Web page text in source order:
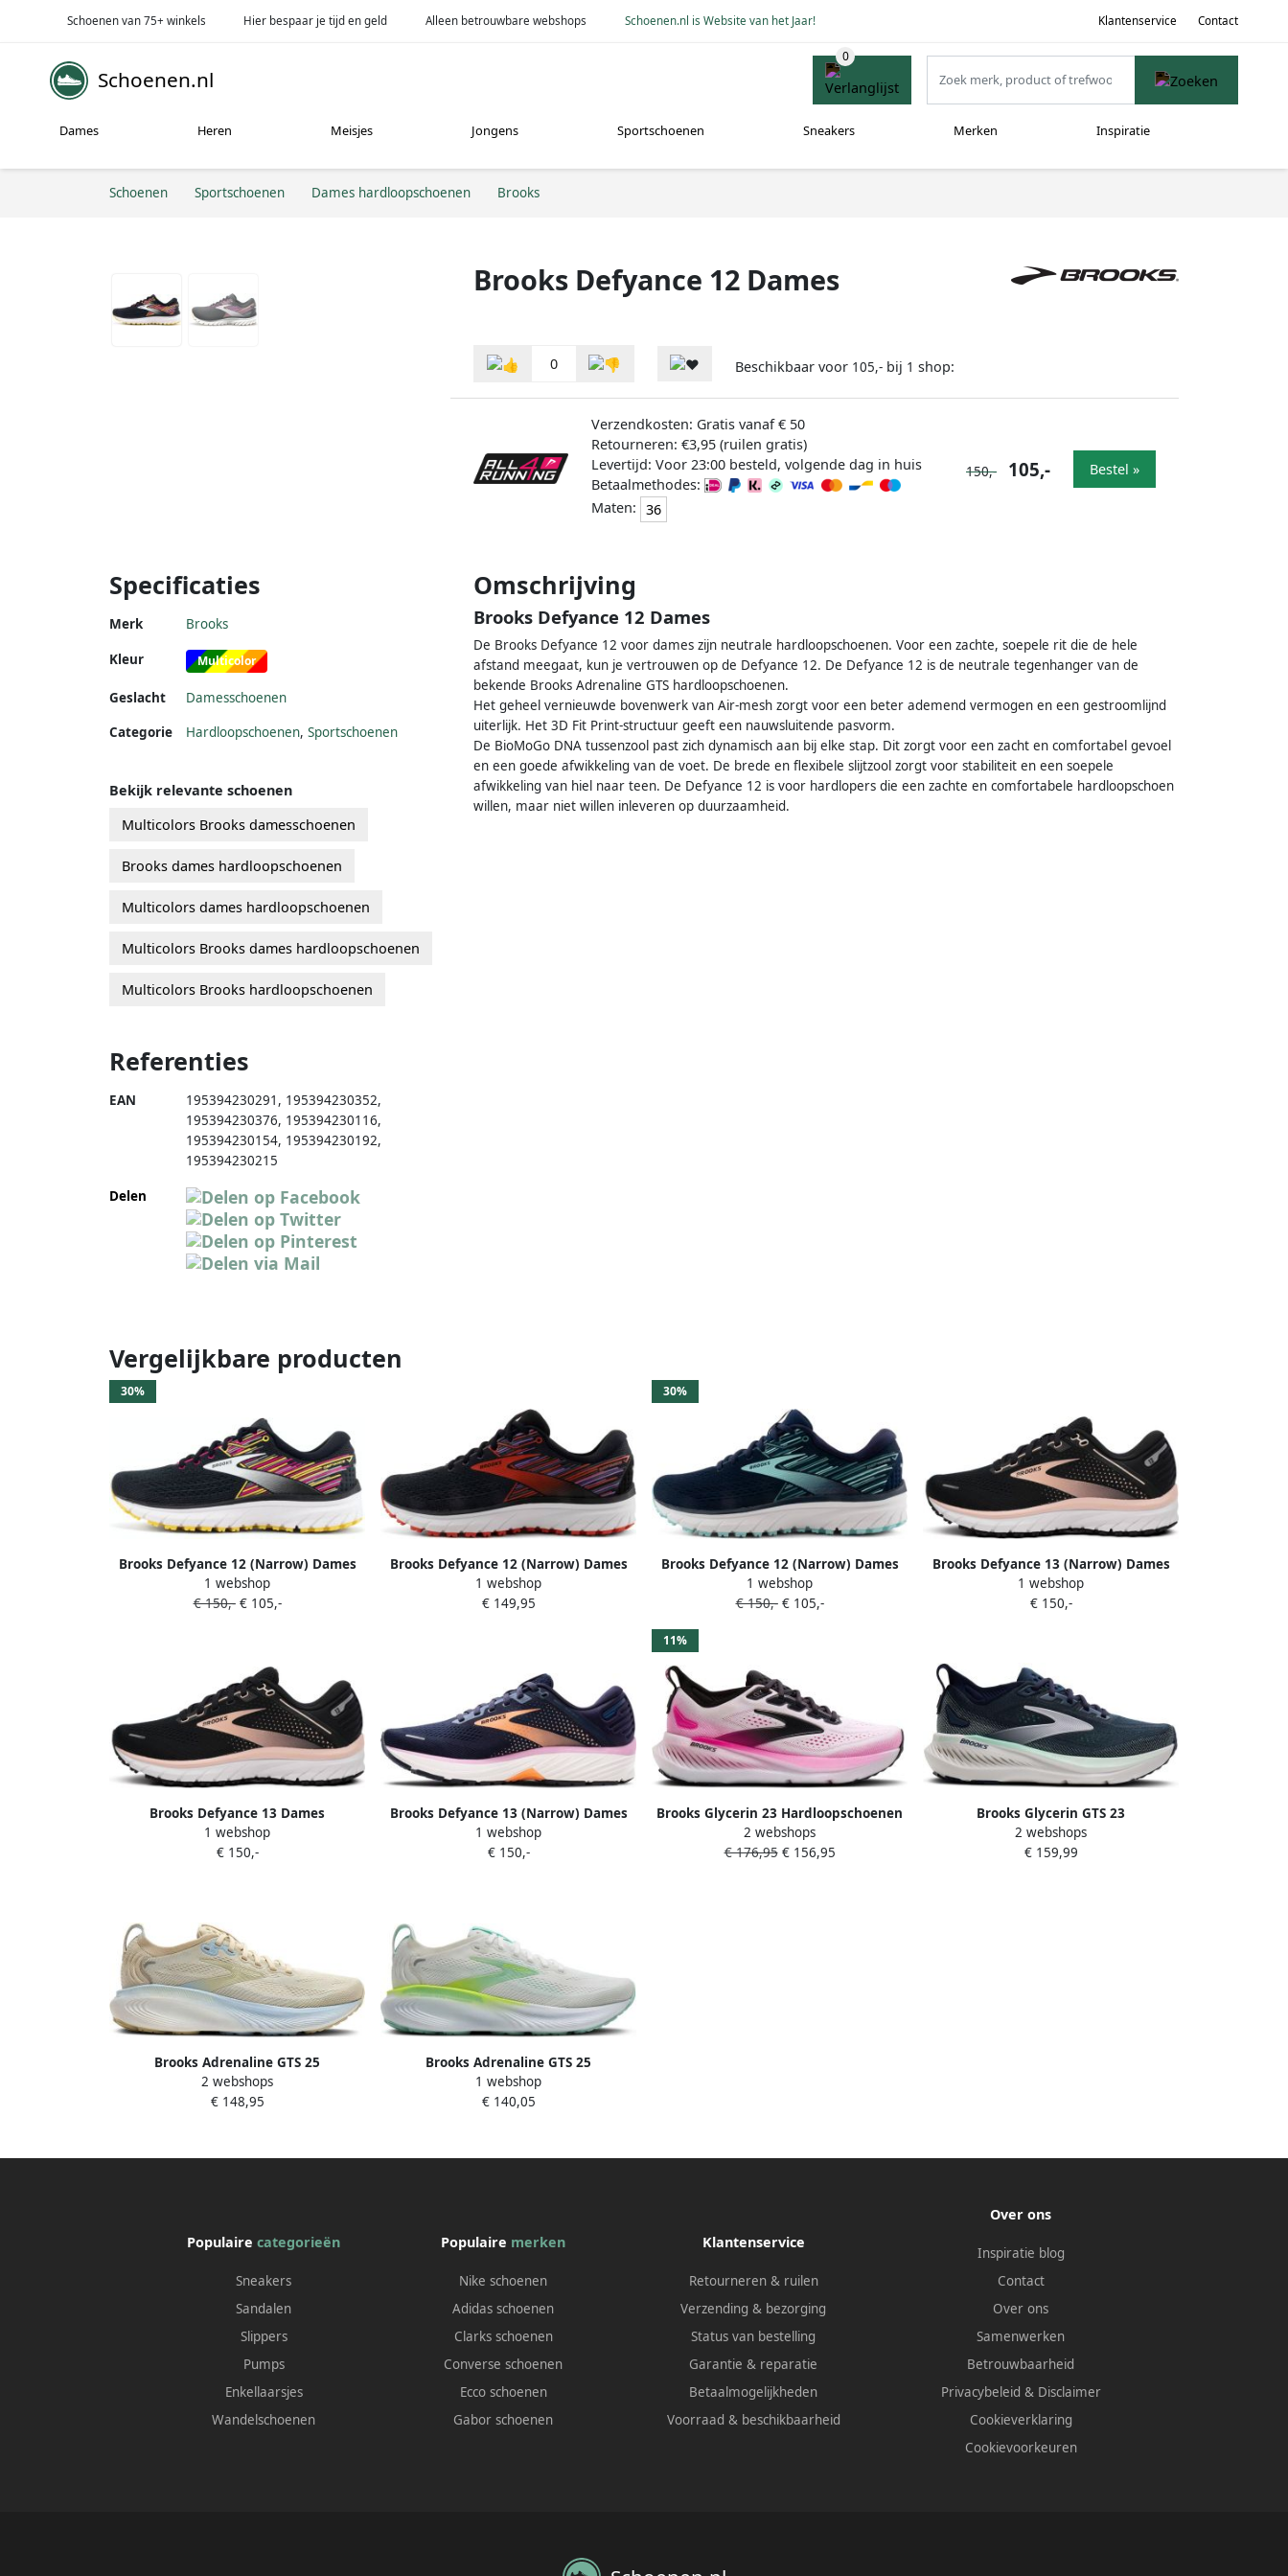
Schoenen van 75+ winkels Hier bespaar je tijd en geld Alleen betrouwbare webshops Schoenen.nl is Website van het Jaar! Klantenservice Contact
Schoenen.nl
Dames Heren Meisjes Jongens Sportschoenen Sneakers Merken Inspiratie
Schoenen Sportschoenen Dames hardloopschoenen Brooks
Brooks Defyance 12 Dames
0 Beschikbaar voor 105,- bij 1 shop:
Verzendkosten: Gratis vanaf € 50
Retourneren: €3,95 (ruilen gratis)
Levertijd: Voor 23:00 besteld, volgende dag in huis
Betaalmethodes:
Maten: 36
150,- 105,- Bestel »
Specificaties
Merk Brooks
Kleur Multicolor
Geslacht
Damesschoenen
Categorie
Hardloopschoenen, Sportschoenen
Omschrijving
Brooks Defyance 12 Dames
De Brooks Defyance 12 voor dames zijn neutrale hardloopschoenen. Voor een zachte, soepele rit die de hele
afstand meegaat, kun je vertrouwen op de Defyance 12. De Defyance 12 is de neutrale tegenhanger van de
bekende Brooks Adrenaline GTS hardloopschoenen.
Het geheel vernieuwde bovenwerk van Air-mesh zorgt voor een beter ademend vermogen en een gestroomlijnd
uiterlijk. Het 3D Fit Print-structuur geeft een nauwsluitende pasvorm.
De BioMoGo DNA tussenzool past zich dynamisch aan bij elke stap. Dit zorgt voor een zacht en comfortabel gevoel
en een goede afwikkeling van de voet. De brede en flexibele slijtzool zorgt voor stabiliteit en een soepele
afwikkeling van hiel naar teen. De Defyance 12 is voor hardlopers die een zachte en comfortabele hardloopschoen
willen, maar niet willen inleveren op duurzaamheid.
Bekijk relevante schoenen
Multicolors Brooks damesschoenen
Brooks dames hardloopschoenen
Multicolors dames hardloopschoenen
Multicolors Brooks dames hardloopschoenen
Multicolors Brooks hardloopschoenen
Referenties
EAN 195394230291 , 195394230352,
195394230376, 195394230116,
195394230154, 195394230192,
195394230215
Delen
Vergelijkbare producten
30%
Brooks Defyance 12 (Narrow) Dames
1 webshop
€ 150,-€ 105,-
Brooks Defyance 12 (Narrow) Dames
1 webshop
€ 149,95
30%
Brooks Defyance 12 (Narrow) Dames
1 webshop
€ 150,-€ 105,-
Brooks Defyance 13 (Narrow) Dames
1 webshop
€ 150,-
Brooks Defyance 13 Dames
1 webshop
€ 150,-
Brooks Defyance 13 (Narrow) Dames
1 webshop
€ 150,-
11%
Brooks Glycerin 23 Hardloopschoenen
Dames
2 webshops
€ 176,95€ 156,95
Brooks Glycerin GTS 23
Hardloopschoenen Navy Dames
2 webshops
€ 159,99
Brooks Adrenaline GTS 25
Hardloopschoenen Dames
2 webshops
€ 148,95
Brooks Adrenaline GTS 25
Hardloopschoenen Wit Geel Dames
1 webshop
€ 140,05
Populairecategorieën
Sneakers
Sandalen
Slippers
Pumps
Enkellaarsjes
Wandelschoenen
Populaire merken
Nike schoenen
Adidas schoenen
Clarks schoenen
Converse schoenen
Ecco schoenen
Gabor schoenen
Klantenservice
Retourneren & ruilen
Verzending & bezorging
Status van bestelling
Garantie & reparatie
Betaalmogelijkheden
Voorraad & beschikbaarheid
Over ons
Inspiratie blog
Contact
Over ons
Samenwerken
Betrouwbaarheid
Privacybeleid & Disclaimer
Cookieverklaring
Cookievoorkeuren